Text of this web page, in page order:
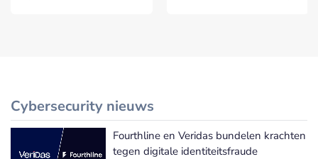
Cybersecurity nieuws
Meer Cybersecurity nieuws
Fourthline en Veridas bundelen krachten
tegen digitale identiteitsfraude